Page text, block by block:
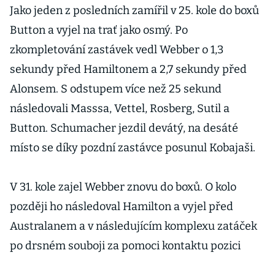
Jako jeden z posledních zamířil v 25. kole do boxů
Button a vyjel na trať jako osmý. Po
zkompletování zastávek vedl Webber o 1,3
sekundy před Hamiltonem a 2,7 sekundy před
Alonsem. S odstupem více než 25 sekund
následovali Masssa, Vettel, Rosberg, Sutil a
Button. Schumacher jezdil devátý, na desáté
místo se díky pozdní zastávce posunul Kobajaši.
V 31. kole zajel Webber znovu do boxů. O kolo
později ho následoval Hamilton a vyjel před
Australanem a v následujícím komplexu zatáček
po drsném souboji za pomoci kontaktu pozici